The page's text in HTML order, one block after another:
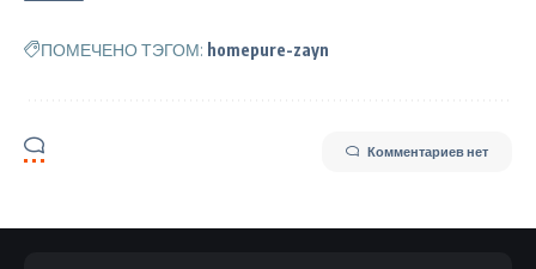
ПОМЕЧЕНО ТЭГОМ: homepure-zayn
Комментариев нет